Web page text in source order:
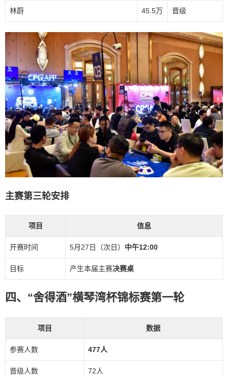
林蔚 45.5万 晋级
主赛第三轮安排
项目 信息
开赛时间 5月27日（次日） 中午12:00
目标 产生本届主赛决赛桌
四、“舍得酒”横琴湾杯锦标赛第一轮
项目 数据
参赛人数 477人
晋级人数 72人